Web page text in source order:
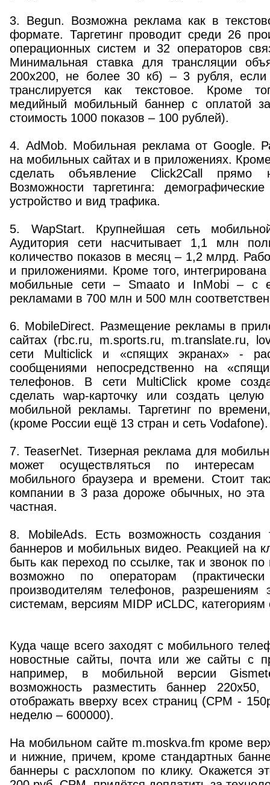
3. Begun. Возможна реклама как в
формате. Таргетинг проводит среди 26
операционных систем и 32 операторов
Минимальная ставка для трансляции
200х200, не более 30 кб) – 3 рубля,
транслируется как текстовое. Кроме
медийный мобильный баннер с оплатой
стоимость 1000 показов – 100 рублей).
4. AdMob. Мобильная реклама от Google.
на мобильных сайтах и в приложениях.
сделать объявление Click2Call прямо
Возможности таргетинга:
устройство и вид трафика.
5. WapStart. Крупнейшая сеть
Аудитория сети насчитывает 1,1 млн
количество показов в месяц – 1,2 млрд.
и приложениями. Кроме того,
мобильные сети – Smaato и InMobi – с
рекламами в 700 млн и 500 млн
6. MobileDirect. Размещение рекламы в
сайтах (rbc.ru, m.sports.ru, m.translate.ru,
сети Multiclick и «спящих экранах» -
сообщениями непосредственно на
телефонов. В сети MultiClick кроме
сделать wap-карточку или создать
мобильной рекламы. Таргетинг по
(кроме России ещё 13 стран и сеть Vodafone).
7. TeaserNet. Тизерная реклама для
может осуществляться по интересам
мобильного браузера и времени. Стоит
компании в 3 раза дороже обычных, но
частная.
8. MobileAds. Есть возможность создания
баннеров и мобильных видео. Реакцией на
быть как переход по ссылке, так и звонок по
возможно по операторам
производителям телефонов, разрешениям
системам, версиям MIDP иCLDC, категориям
Куда чаще всего заходят с мобильного
новостные сайты, почта или же сайты с
например, в мобильной версии
возможность разместить баннер 220х50,
отображать вверху всех страниц (CPM -
неделю – 600000).
На мобильном сайте m.moskva.fm кроме
и нижние, причем, кроме стандартных
баннеры с расхлопом по клику. Окажется